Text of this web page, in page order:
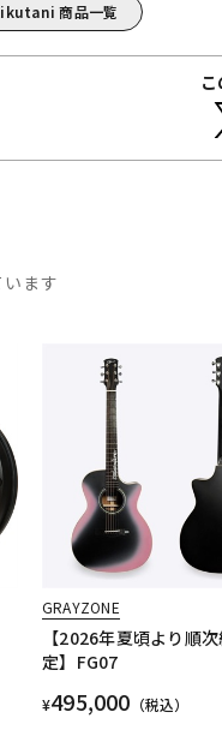
商品一覧
ます
GRAYZONE
【2026年夏頃より順
定】FG07
¥495,000 （税込）